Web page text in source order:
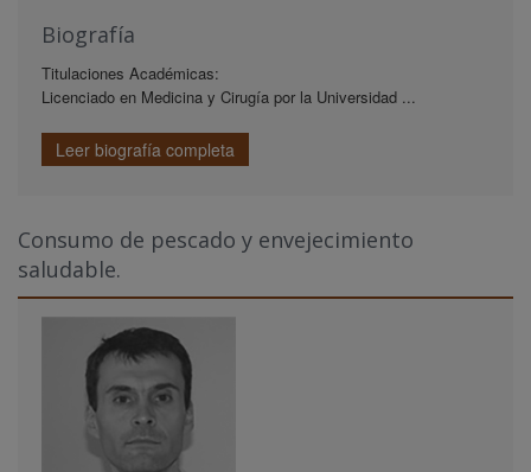
Biografía
Titulaciones Académicas:
Licenciado en Medicina y Cirugía por la Universidad ...
Leer biografía completa
Consumo de pescado y envejecimiento
saludable.